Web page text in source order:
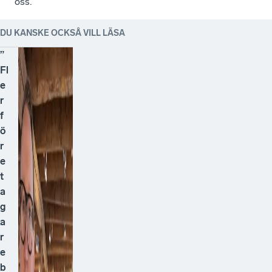
DU KANSKE OCKSÅ VILL LÄSA
”
Fl
e
r
f
ö
r
e
t
a
g
a
r
e
b